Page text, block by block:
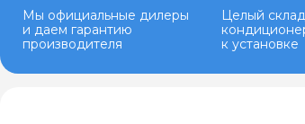
Мы официальные дилеры
и даем гарантию
производителя
Целый склад
к установке